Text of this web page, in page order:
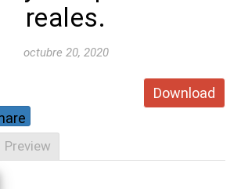
reales.
octubre 20, 2020
Download
Preview